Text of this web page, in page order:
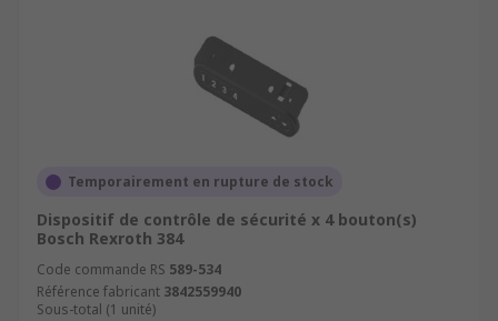
Temporairement en rupture de stock
Dispositif de contrôle de sécurité x 4 bouton(s)
Bosch Rexroth 384
Code commande RS 589-534
Référence fabricant 3842559940
Sous-total (1 unité)